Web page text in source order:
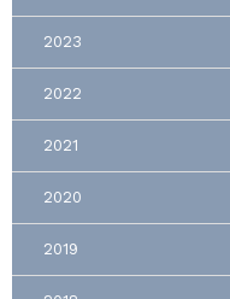
2023
2022
2021
2020
2019